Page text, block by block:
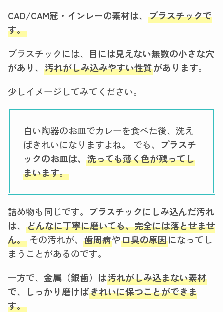
CAD/CAM冠・インレーの素材は、 プラスチックで
す。
プラスチックには、
目には見えない無数の小さな穴
があり、 汚れがしみ込みやすい性質があります。
少しイメージしてみてください。
白い陶器のお皿でカレーを食べた後、洗え
ばきれいになりますよね。 でも、 プラスチ
ックのお皿は、 洗っても薄く色が残ってし
まいます。
詰め物も同じです。 プラスチックにしみ込んだ汚れ
は、 どんなに丁寧に磨いても、完全には落とせませ
ん。 その汚れが、 歯周病や口臭の原因になってし
まうことがあるのです。
一方で、 金属（銀歯）は汚れがしみ込まない素材
で、しっかり磨けばきれいに保つことができま
す。